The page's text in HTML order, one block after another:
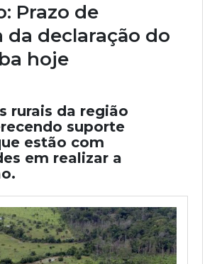
Prazo de
da declaração do
hoje
rurais da região
suporte
estão com
em realizar a